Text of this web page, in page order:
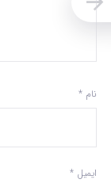
نام *
ایمیل *